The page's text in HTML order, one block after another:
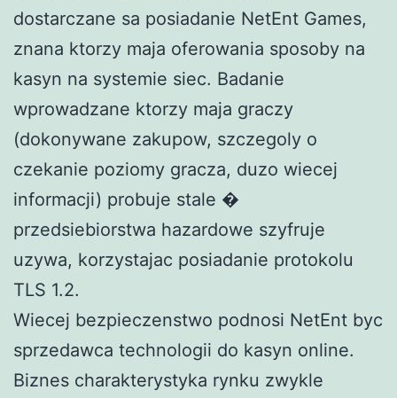
dostarczane sa posiadanie NetEnt Games,
znana ktorzy maja oferowania sposoby na
kasyn na systemie siec. Badanie
wprowadzane ktorzy maja graczy
(dokonywane zakupow, szczegoly o
czekanie poziomy gracza, duzo wiecej
informacji) probuje stale �
przedsiebiorstwa hazardowe szyfruje
uzywa, korzystajac posiadanie protokolu
TLS 1.2.
Wiecej bezpieczenstwo podnosi NetEnt byc
sprzedawca technologii do kasyn online.
Biznes charakterystyka rynku zwykle